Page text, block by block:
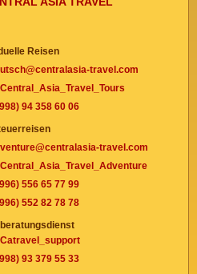
Reisen
travel.com
94 358 60 06
travel.com
556 65 77 99
552 82 78 78
93 379 55 33